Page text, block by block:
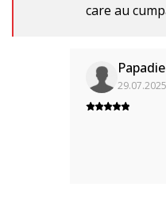
care au
Papadie